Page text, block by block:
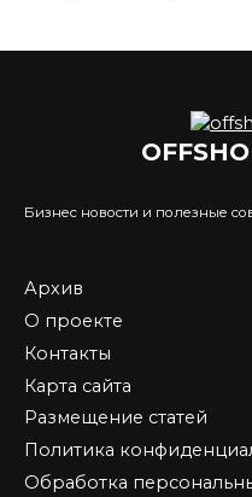
Бизнес новости и полезные
Архив
О проекте
Контакты
Карта сайта
Размещение статей
Политика
Обработка